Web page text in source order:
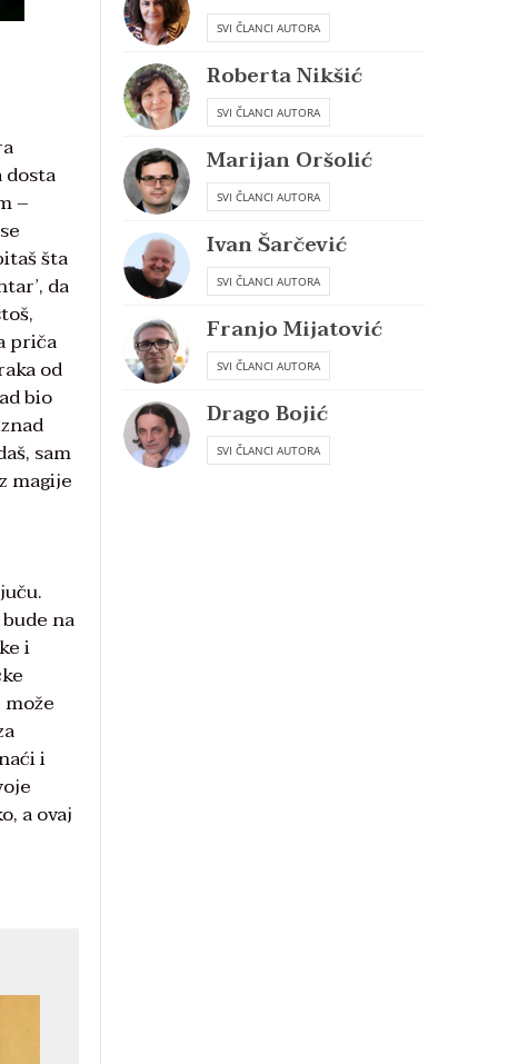
–
šta
da
priča
od
bio
sam
magije
na
i
i
a ovaj
SVI ČLANCI AUTORA
Roberta Nikšić
SVI ČLANCI AUTORA
Marijan Oršolić
SVI ČLANCI AUTORA
Ivan Šarčević
SVI ČLANCI AUTORA
Franjo Mijatović
SVI ČLANCI AUTORA
Drago Bojić
SVI ČLANCI AUTORA